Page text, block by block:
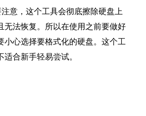
意，这个工具会彻底擦除硬盘上
无法恢复。所以在使用之前要做好
小心选择要格式化的硬盘。这个工
合新手轻易尝试。